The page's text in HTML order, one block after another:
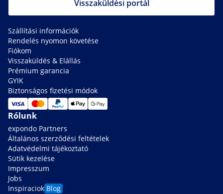
Visszaküldési portál
Szállítási információk
Rendelés nyomon követése
Fiókom
Visszaküldés & Elállás
Prémium garancia
GYIK
Biztonságos fizetési módok
Rólunk
expondo Partners
Általános szerződési feltételek
Adatvédelmi tájékoztató
Sütik kezelése
Impresszum
Jobs
Inspiraciok Blog